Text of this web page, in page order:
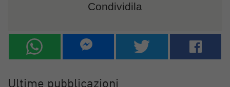
Condividila
Ultime pubblicazioni